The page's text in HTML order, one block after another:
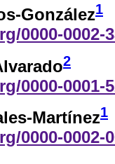
González1
0000-0002-
2
0000-0001-
Martínez1
0000-0002-